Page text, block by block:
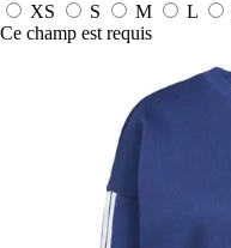
XS
S M L
Ce champ est requis